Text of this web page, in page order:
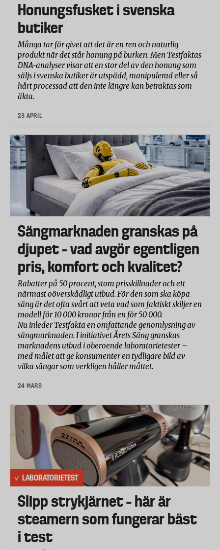
Honungsfusket i svenska
butiker
Många tar för givet att det är en ren och naturlig
produkt när det står honung på burken. Men Testfaktas
DNA-analyser visar att en stor del av den honung som
säljs i svenska butiker är utspädd, manipulerad eller så
hårt processad att den inte längre kan betraktas som
äkta.
23 APRIL
Sängmarknaden granskas på
djupet – vad avgör egentligen
pris, komfort och kvalitet?
Rabatter på 50 procent, stora prisskillnader och ett
närmast oöverskådligt utbud. För den som ska köpa
säng är det ofta svårt att veta vad som faktiskt skiljer en
modell för 10 000 kronor från en för 50 000.
Nu inleder Testfakta en omfattande genomlysning av
sängmarknaden. I initiativet Årets Säng granskas
marknadens utbud i oberoende laboratorietester –
med målet att ge konsumenter en tydligare bild av
vilka sängar som verkligen håller måttet.
24 MARS
LABORATORIETEST
Slipp strykjärnet – här är
steamern som fungerar bäst
i test